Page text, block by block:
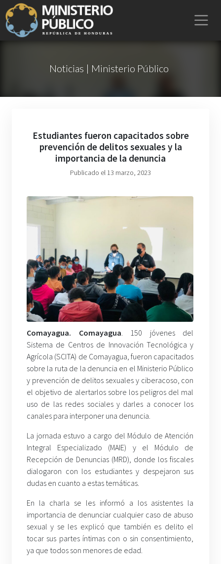
Noticias | Ministerio Público
Estudiantes fueron capacitados sobre
prevención de delitos sexuales y la
importancia de la denuncia
Publicado el 13 marzo, 2023
Comayagua. Comayagua . 150 jóvenes del
Sistema de Centros de Innovación Tecnológica y
Agrícola (SCITA) de Comayagua, fueron capacitados
sobre la ruta de la denuncia en el Ministerio Público
y prevención de delitos sexuales y ciberacoso, con
el objetivo de alertarlos sobre los peligros del mal
uso de las redes sociales y darles a conocer los
canales para interponer una denuncia.
La jornada estuvo a cargo del Módulo de Atención
Integral Especializado (MAIE) y el Módulo de
Recepción de Denuncias (MRD), donde los fiscales
dialogaron con los estudiantes y despejaron sus
dudas en cuanto a estas temáticas.
En la charla se les informó a los asistentes la
importancia de denunciar cualquier caso de abuso
sexual y se les explicó que también es delito el
tocar sus partes íntimas con o sin consentimiento,
ya que todos son menores de edad.